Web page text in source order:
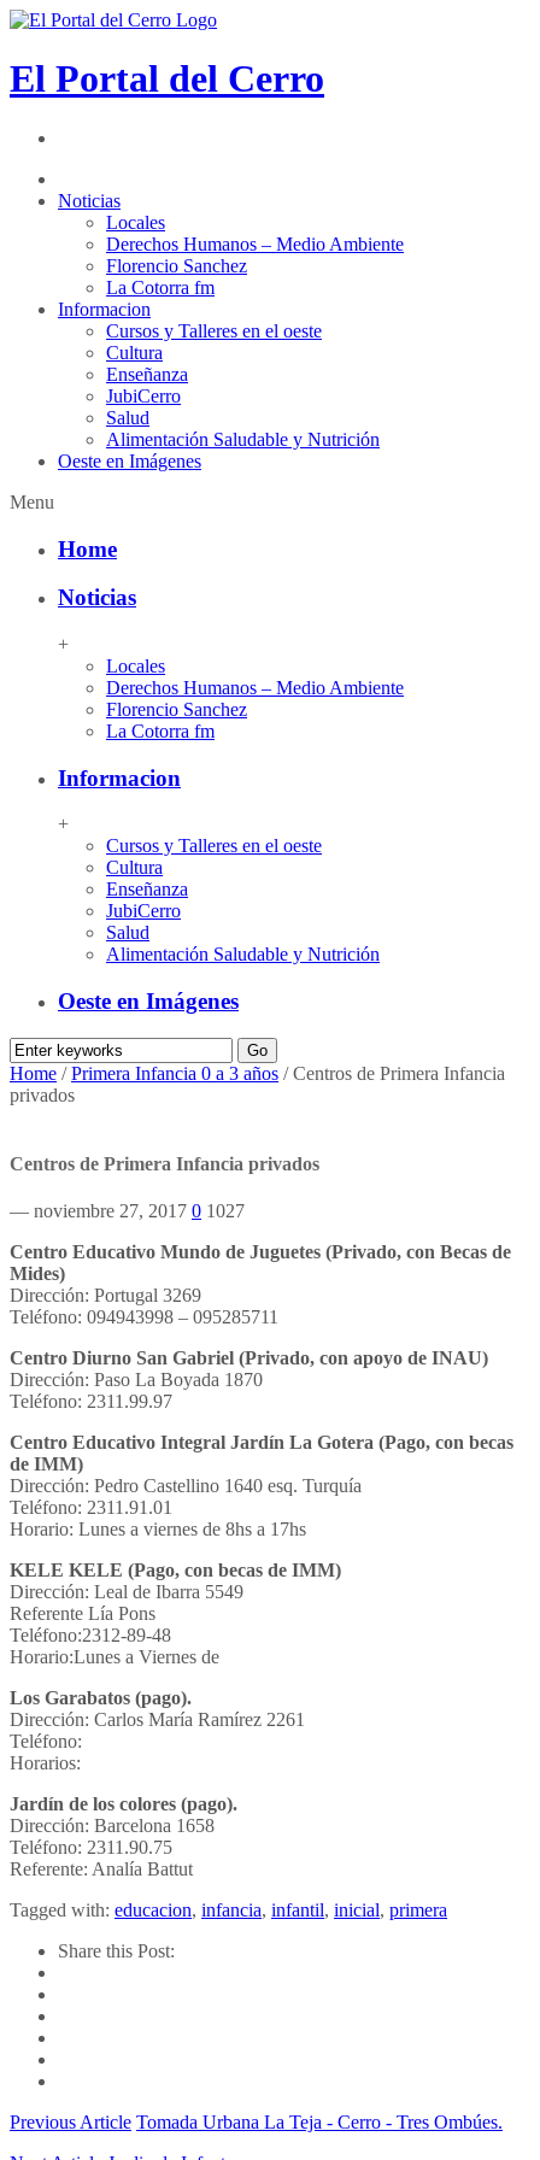
El Portal del Cerro
Noticias
Locales
Derechos Humanos – Medio Ambiente
Florencio Sanchez
La Cotorra fm
Informacion
Cursos y Talleres en el oeste
Cultura
Enseñanza
JubiCerro
Salud
Alimentación Saludable y Nutrición
Oeste en Imágenes
Menu
Home
Noticias
+
Locales
Derechos Humanos – Medio Ambiente
Florencio Sanchez
La Cotorra fm
Informacion
+
Cursos y Talleres en el oeste
Cultura
Enseñanza
JubiCerro
Salud
Alimentación Saludable y Nutrición
Oeste en Imágenes
Home /Primera Infancia 0 a 3 años /Centros de Primera Infancia
privados
Centros de Primera Infancia privados
— noviembre 27, 2017 0 1027
Centro Educativo Mundo de Juguetes (Privado, con Becas de
Mides)
Dirección: Portugal 3269
Teléfono: 094943998 – 095285711
Centro Diurno San Gabriel (Privado, con apoyo de INAU)
Dirección: Paso La Boyada 1870
Teléfono: 2311.99.97
Centro Educativo Integral Jardín La Gotera (Pago, con becas
de IMM)
Dirección: Pedro Castellino 1640 esq. Turquía
Teléfono: 2311.91.01
Horario: Lunes a viernes de 8hs a 17hs
KELE KELE (Pago, con becas de IMM)
Dirección: Leal de Ibarra 5549
Referente Lía Pons
Teléfono:2312-89-48
Horario:Lunes a Viernes de
Los Garabatos (pago).
Dirección: Carlos María Ramírez 2261
Teléfono:
Horarios:
Jardín de los colores (pago).
Dirección: Barcelona 1658
Teléfono: 2311.90.75
Referente: Analía Battut
Tagged with: educacion, infancia, infantil, inicial, primera
Share this Post:
Previous Article Tomada Urbana La Teja - Cerro - Tres Ombúes.